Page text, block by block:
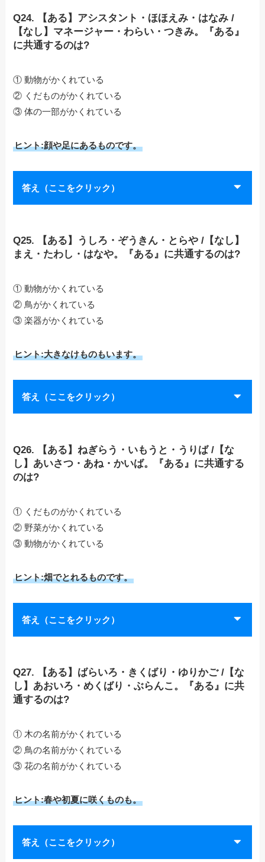
Q24. 【ある】アシスタント・ほほえみ・はなみ /
【なし】マネージャー・わらい・つきみ。『ある』
に共通するのは?
① 動物がかくれている
② くだものがかくれている
③ 体の一部がかくれている
ヒント:顔や足にあるものです。
答え（ここをクリック）
Q25. 【ある】うしろ・ぞうきん・とらや /【なし】
まえ・たわし・はなや。『ある』に共通するのは?
① 動物がかくれている
② 鳥がかくれている
③ 楽器がかくれている
ヒント:大きなけものもいます。
答え（ここをクリック）
Q26. 【ある】ねぎらう・いもうと・うりば /【な
し】あいさつ・あね・かいば。『ある』に共通する
のは?
① くだものがかくれている
② 野菜がかくれている
③ 動物がかくれている
ヒント:畑でとれるものです。
答え（ここをクリック）
Q27. 【ある】ばらいろ・きくばり・ゆりかご /【な
し】あおいろ・めくばり・ぶらんこ。『ある』に共
通するのは?
① 木の名前がかくれている
② 鳥の名前がかくれている
③ 花の名前がかくれている
ヒント:春や初夏に咲くものも。
答え（ここをクリック）